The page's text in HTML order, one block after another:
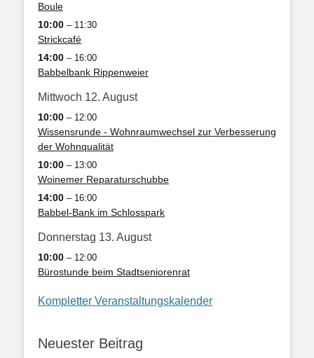
Boule
10:00 – 11:30
Strickcafé
14:00 – 16:00
Babbelbank Rippenweier
Mittwoch 12. August
10:00 – 12:00
Wissensrunde - Wohnraumwechsel zur Verbesserung
der Wohnqualität
10:00 – 13:00
Woinemer Reparaturschubbe
14:00 – 16:00
Babbel-Bank im Schlosspark
Donnerstag 13. August
10:00 – 12:00
Bürostunde beim Stadtseniorenrat
Kompletter Veranstaltungskalender
Neuester Beitrag